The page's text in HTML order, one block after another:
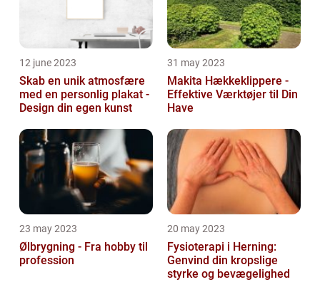
12 june 2023
Skab en unik atmosfære
med en personlig plakat -
Design din egen kunst
31 may 2023
Makita Hækkeklippere -
Effektive Værktøjer til Din
Have
23 may 2023
Ølbrygning - Fra hobby til
profession
20 may 2023
Fysioterapi i Herning:
Genvind din kropslige
styrke og bevægelighed